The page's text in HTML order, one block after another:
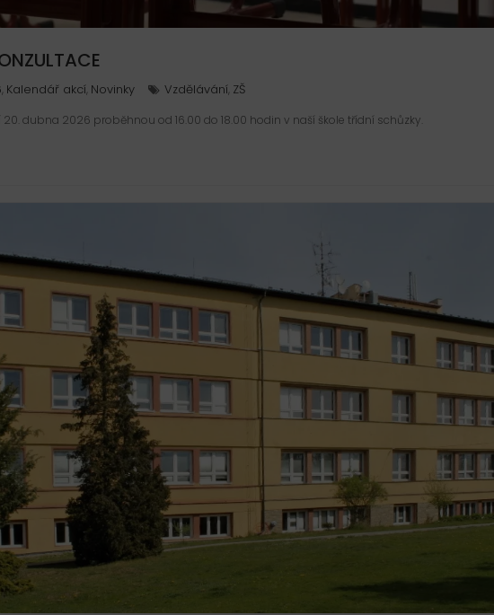
Kalendář akcí Novinky Vzdělávání ZŠ
dubna 2026 proběhnou od 16.00 do 18.00 hodin v naší škole třídní schůzky.